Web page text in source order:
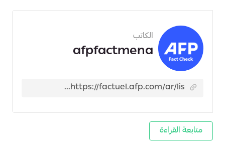
الكاتب
afpfactmena
متابعة القراءة